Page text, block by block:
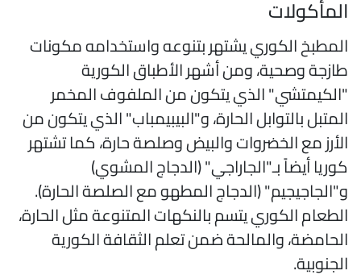
الكوري يشتهر بتنوعه واستخدامه مكونات
وصحية، ومن أشهر الأطباق الكورية
الذي يتكون من الملفوف المخمر
بالتوابل الحارة، و"البيبيمباب" الذي يتكون من
مع الخضروات والبيض وصلصة حارة، كما تشتهر
أيضاً بـ"الجاراجي" (الدجاج المشوي)
(الدجاج المطهو مع الصلصة الحارة).
الكوري يتسم بالنكهات المتنوعة مثل الحارة،
والمالحة ضمن تعلم الثقافة الكورية